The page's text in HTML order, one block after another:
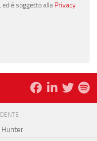
ed è soggetto alla Privacy
Hunter